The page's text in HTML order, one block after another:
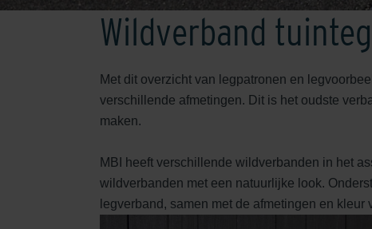
Wildverband
Met dit overzicht van legpatronen en
verschillende afmetingen. Dit is het oudste
maken.
MBI heeft verschillende wildverbanden in het
wildverbanden met een natuurlijke look.
legverband, samen met de afmetingen en